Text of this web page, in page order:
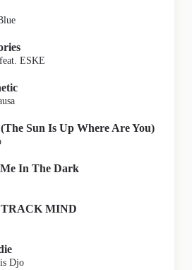
ESKE
Sun Is Up Where Are You)
In The Dark
MIND
Djo